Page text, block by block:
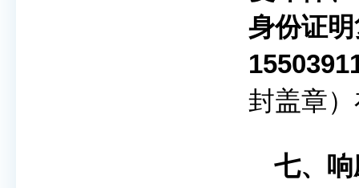
身份证
封盖章
七、